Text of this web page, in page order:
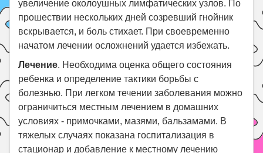
увеличение околоушных лимфатических узлов. По
прошествии нескольких дней созревший гнойник
вскрывается, и боль стихает. При своевременно
начатом лечении осложнений удается избежать.
Лечение. Необходима оценка общего состояния
ребенка и определение тактики борьбы с
болезнью. При легком течении заболевания можно
ограничиться местным лечением в домашних
условиях - примочками, мазями, бальзамами. В
тяжелых случаях показана госпитализация в
стационар и добавление к местному лечению